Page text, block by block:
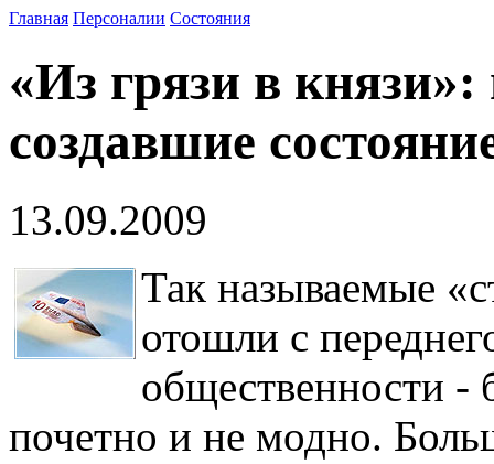
Главная Персоналии Состояния
«Из грязи в
создавшие
13.09.2009
Так называемые
отошли с
общественности -
почетно и не модно.